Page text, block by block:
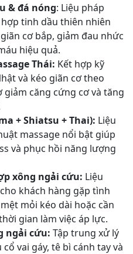
& đá nóng: Liệu pháp
tinh dầu thiên nhiên
cơ bắp, giảm đau nhức
hiệu quả.
Thái: Kết hợp kỹ
và kéo giãn cơ theo
giảm căng cứng cơ và tăng
+ Shiatsu + Thai): Liệu
massage nổi bật giúp
và phục hồi năng lượng
xông ngải cứu: Liệu
khách hàng gặp tình
mỏi kéo dài hoặc cần
gian làm việc áp lực.
ngải cứu: Tập trung xử lý
vai gáy, tê bì cánh tay và